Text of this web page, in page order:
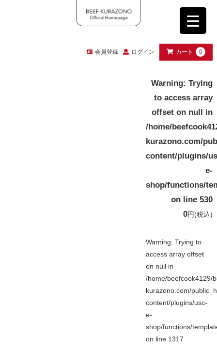
会員登録 ログイン カート 0
Warning: Trying
to access array
offset on null in
/home/
kurazono.com/
content/plugins/
e-
shop/functions/
on line530
0円(税込)
Warning: Trying to
access array offset
on null in
/home/beefcook4129/
kurazono.com/
content/plugins/usc-
e-
shop/functions/
on line 1317